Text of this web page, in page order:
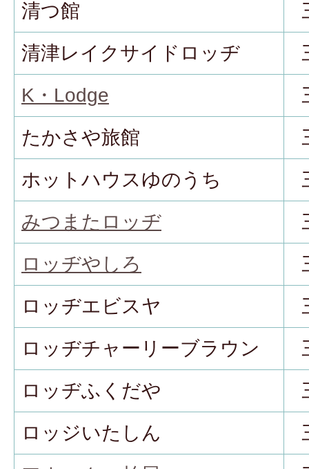
清つ館
清津レイクサイドロッヂ
K・Lodge
たかさや旅館
ホットハウスゆのうち
みつまたロッヂ
ロッヂやしろ
ロッヂエビスヤ
ロッヂチャーリーブラウン
ロッヂふくだや
ロッジいたしん